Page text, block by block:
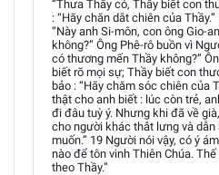
“Thưa Thầy có, Thầy biết con
: “Hãy chăn dắt chiên của
“Này anh Si-môn, con ông Gio-
không?” Ông Phê-rô buồn vì
có thương mến Thầy không?”
biết rõ mọi sự; Thầy biết con
bảo : “Hãy chăm sóc chiên của
thật cho anh biết : lúc còn trẻ,
đi đâu tuỳ ý. Nhưng khi đã về
cho người khác thắt lưng và
muốn.” 19 Người nói vậy, có ý
nào để tôn vinh Thiên Chúa.
theo Thầy.”